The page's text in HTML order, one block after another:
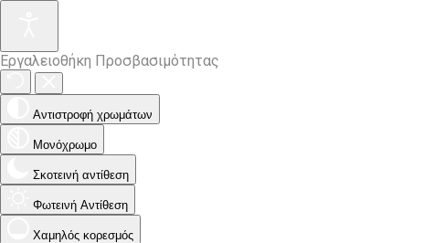
Εργαλειοθήκη Προσβασιμότητας
Αντιστροφή χρωμάτων
Μονόχρωμο
Σκοτεινή αντίθεση
Φωτεινή Αντίθεση
Χαμηλός κορεσμός